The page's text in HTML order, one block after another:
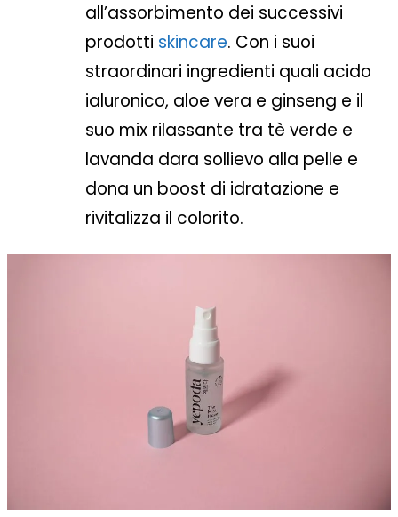
all’assorbimento dei successivi
prodotti skincare. Con i suoi
straordinari ingredienti quali acido
ialuronico, aloe vera e ginseng e il
suo mix rilassante tra tè verde e
lavanda dara sollievo alla pelle e
dona un boost di idratazione e
rivitalizza il colorito.